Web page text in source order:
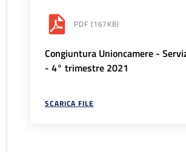
PDF (167KB)
Congiuntura Unioncamere -
- 4° trimestre 2021
SCARICA FILE